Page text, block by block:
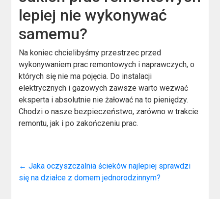
lepiej nie wykonywać
samemu?
Na koniec chcielibyśmy przestrzec przed
wykonywaniem prac remontowych i naprawczych, o
których się nie ma pojęcia. Do instalacji
elektrycznych i gazowych zawsze warto wezwać
eksperta i absolutnie nie żałować na to pieniędzy.
Chodzi o nasze bezpieczeństwo, zarówno w trakcie
remontu, jak i po zakończeniu prac.
← Jaka oczyszczalnia ścieków najlepiej sprawdzi
się na działce z domem jednorodzinnym?